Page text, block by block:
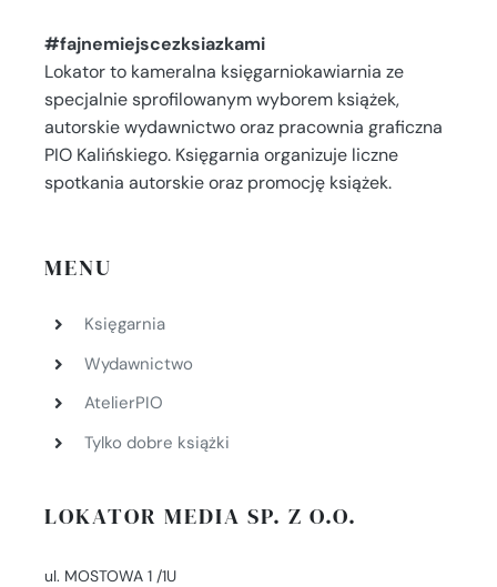
#fajnemiejscezksiazkami
Lokator to kameralna księgarniokawiarnia ze
specjalnie sprofilowanym wyborem książek,
autorskie wydawnictwo oraz pracownia graficzna
PIO Kalińskiego. Księgarnia organizuje liczne
spotkania autorskie oraz promocję książek.
MENU
Księgarnia
Wydawnictwo
AtelierPIO
Tylko dobre książki
LOKATOR MEDIA SP. Z O.O.
ul. MOSTOWA 1 /1U